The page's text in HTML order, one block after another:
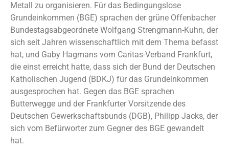
Metall zu organisieren. Für das Bedingungslose
Grundeinkommen (BGE) sprachen der grüne Offenbacher
Bundestagsabgeordnete Wolfgang Strengmann-Kuhn, der
sich seit Jahren wissenschaftlich mit dem Thema befasst
hat, und Gaby Hagmans vom Caritas-Verband Frankfurt,
die einst erreicht hatte, dass sich der Bund der Deutschen
Katholischen Jugend (BDKJ) für das Grundeinkommen
ausgesprochen hat. Gegen das BGE sprachen
Butterwegge und der Frankfurter Vorsitzende des
Deutschen Gewerkschaftsbunds (DGB), Philipp Jacks, der
sich vom Befürworter zum Gegner des BGE gewandelt
hat.